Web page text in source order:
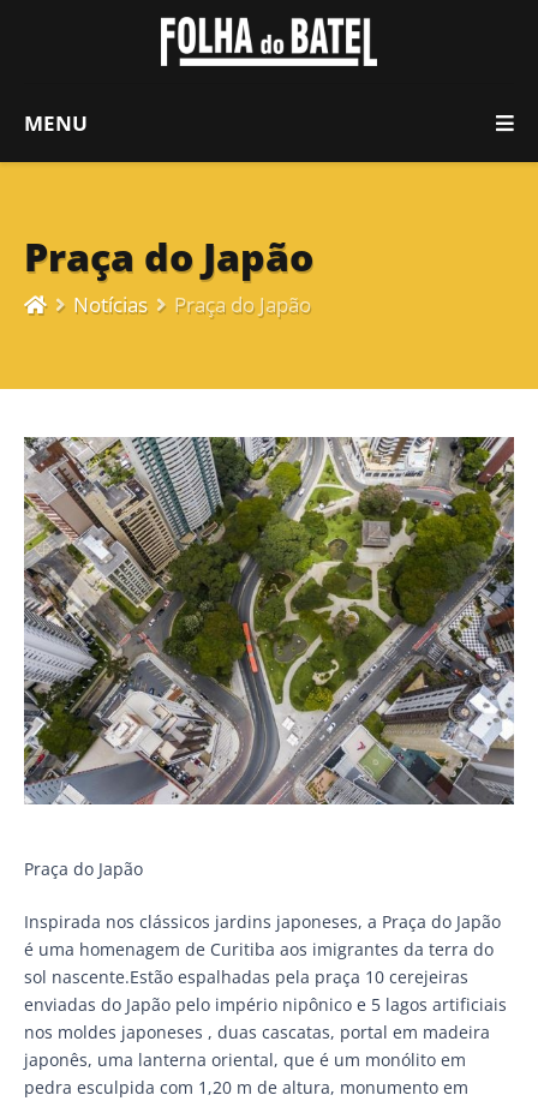
MENU
Praça do Japão
Notícias Praça do Japão
Praça do Japão
Inspirada nos clássicos jardins japoneses, a Praça do Japão
é uma homenagem de Curitiba aos imigrantes da terra do
sol nascente.Estão espalhadas pela praça 10 cerejeiras
enviadas do Japão pelo império nipônico e 5 lagos artificiais
nos moldes japoneses , duas cascatas, portal em madeira
japonês, uma lanterna oriental, que é um monólito em
pedra esculpida com 1,20 m de altura, monumento em